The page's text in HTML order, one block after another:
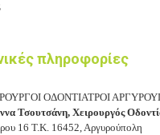
πληροφορίες
ΟΔΟΝΤΙΑΤΡΟΙ
Τσουτσάνη, Χειρουργός
16 Τ.Κ. 16452, Αργυρούπολη